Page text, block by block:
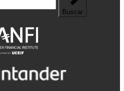
Buscar